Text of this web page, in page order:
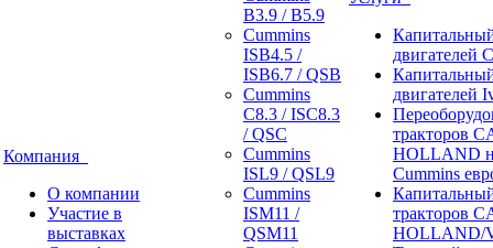
Компания
О компании
Участие в
выставках
B3.9 / B5.9
Cummins
ISB4.5 /
ISB6.7 / QSB
Cummins
C8.3 / ISC8.3
/ QSC
Cummins
ISL9 / QSL9
Cummins
ISM11 /
QSM11
двигателей
двигателей
тракторов
HOLLAND
Cummins
тракторов
HOLLAND/